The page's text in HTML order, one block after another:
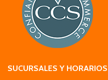
SUCURSALES Y HORARIOS